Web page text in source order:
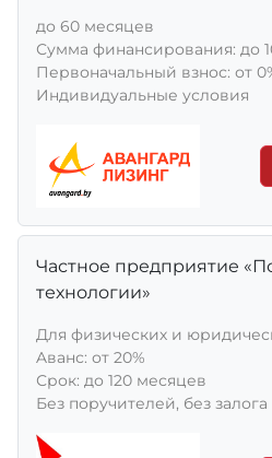
до 60 месяцев
Сумма финансирования: до
Первоначальный взнос: от
Индивидуальные условия
Частное предприятие
технологии»
Для физических и
Aванс: от 20%
Срок: до 120 месяцев
Без поручителей, без залога